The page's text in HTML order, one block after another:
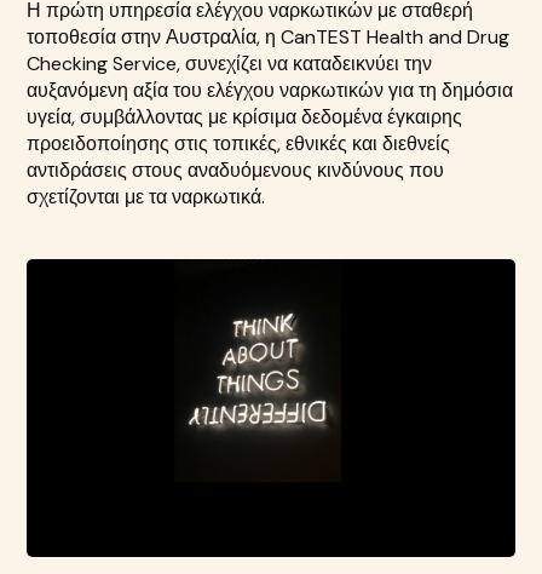
Η πρώτη υπηρεσία ελέγχου ναρκωτικών με σταθερή
τοποθεσία στην Αυστραλία, η CanTEST Health and Drug
Checking Service, συνεχίζει να καταδεικνύει την
αυξανόμενη αξία του ελέγχου ναρκωτικών για τη δημόσια
υγεία, συμβάλλοντας με κρίσιμα δεδομένα έγκαιρης
προειδοποίησης στις τοπικές, εθνικές και διεθνείς
αντιδράσεις στους αναδυόμενους κινδύνους που
σχετίζονται με τα ναρκωτικά.